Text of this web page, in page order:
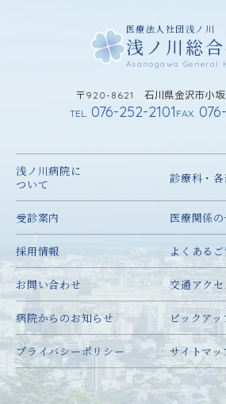
医療法人社団浅ノ川
浅ノ川総
Asanogawa General
〒920-8621 石川県金沢市小
TEL.076-252-2101 FAX.
浅ノ川病院に
ついて
診療科・
受診案内 医療関係
採用情報 よくある
お問い合わせ 交通アクセ
病院からのお知らせ ピックアッ
プライバシーポリシー サイトマッ